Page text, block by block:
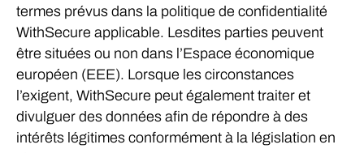
termes prévus dans la politique de confidentialité
WithSecure applicable. Lesdites parties peuvent
être situées ou non dans l’Espace économique
européen (EEE). Lorsque les circonstances
l’exigent, WithSecure peut également traiter et
divulguer des données afin de répondre à des
intérêts légitimes conformément à la législation en